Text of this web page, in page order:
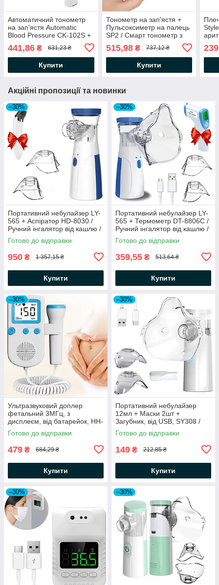
Автоматичний тонометр
на зап'ястя Automatic
Blood Pressure CK-102S +
Безконтактний термометр
IT
441,86 ₴ 631,23 ₴
Купити
Тонометр на зап'ястя +
Пульсоксиметр на палець
SP2 / Смарт тонометр з
дисплеєм
515,98₴ 737,12 ₴
Купити
239
Акційні пропозиції та новинки
–30%
Портативний небулайзер LY-
565 + Аспіратор HD-8030 /
Ручний інгалятор від кашлю /
Інгалятор дитячий
Готово до відправки
950 ₴ 1 357,15 ₴
Купити
–30%
Портативний небулайзер LY-
565 + Термометр DT-8806C /
Ручний інгалятор від кашлю /
Інгалятор дитячий
Готово до відправки
359,55 ₴ 513,64 ₴
Купити
–30%
Ультразвуковий доплер
фетальний 3МГц, з
дисплеєм, від батарейок, HH-
T10 / Портативний доплер
для вагітних
Готово до відправки
479 ₴ 684,29 ₴
Купити
–30%
Портативний небулайзер
12мл + Маски 2шт +
Загубник, від USB, SY308 /
Ультразвуковий небулайзер
Готово до відправки
149 ₴ 212,85 ₴
Купити
–30% –30%